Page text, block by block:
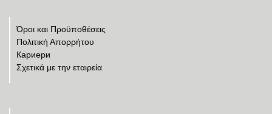
Όροι και Προϋποθέσεις
Πολιτική Απορρήτου
Кариери
Σχετικά με την εταιρεία